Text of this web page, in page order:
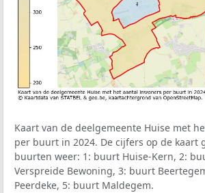
Kaart van de deelgemeente Huise met
per buurt in 2024. De cijfers op de kaart
buurten weer: 1: buurt Huise-Kern, 2:
Verspreide Bewoning, 3: buurt
Peerdeke, 5: buurt Maldegem.